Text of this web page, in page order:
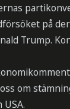
på
Trump.
om